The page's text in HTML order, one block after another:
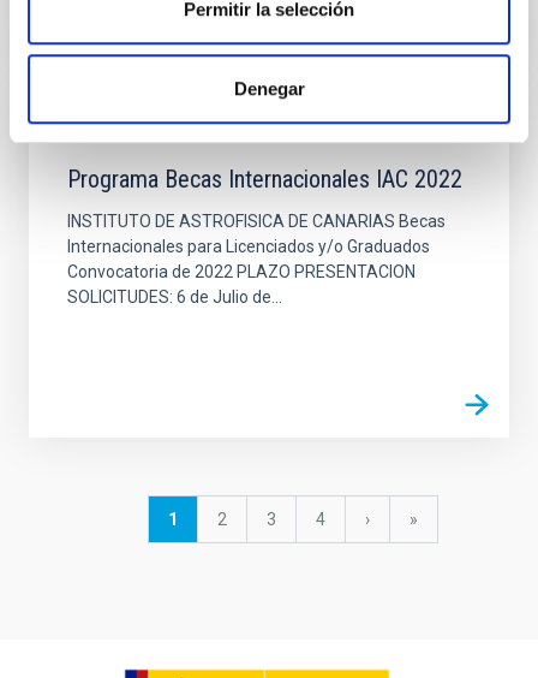
Permitir la selección
Denegar
Programa Becas Internacionales IAC 2022
INSTITUTO DE ASTROFISICA DE CANARIAS Becas
Internacionales para Licenciados y/o Graduados
Convocatoria de 2022 PLAZO PRESENTACION
SOLICITUDES: 6 de Julio de...
Página
1 Página
2 Página
3 Página
4
Siguiente
›
última
»